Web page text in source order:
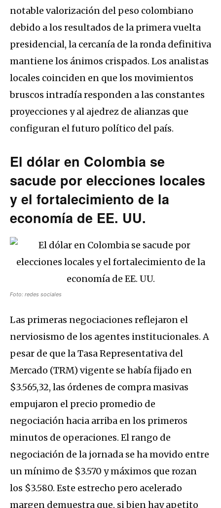
notable valorización del peso colombiano
debido a los resultados de la primera vuelta
presidencial, la cercanía de la ronda definitiva
mantiene los ánimos crispados. Los analistas
locales coinciden en que los movimientos
bruscos intradía responden a las constantes
proyecciones y al ajedrez de alianzas que
configuran el futuro político del país.
El dólar en Colombia se
sacude por elecciones locales
y el fortalecimiento de la
economía de EE. UU.
Foto: redes sociales
Las primeras negociaciones reflejaron el
nerviosismo de los agentes institucionales.A
pesar de que la Tasa Representativa del
Mercado (TRM) vigente se había fijado en
$3.565,32, las órdenes de compra masivas
empujaron el precio promedio de
negociación hacia arriba en los primeros
minutos de operaciones. El rango de
negociación de la jornada se ha movido entre
un mínimo de $3.570 y máximos que rozan
los $3.580. Este estrecho pero acelerado
margen demuestra que, si bien hay apetito